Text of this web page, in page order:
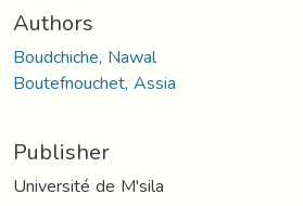
Authors
Boudchiche, Nawal
Boutefnouchet, Assia
Publisher
Université de M'sila